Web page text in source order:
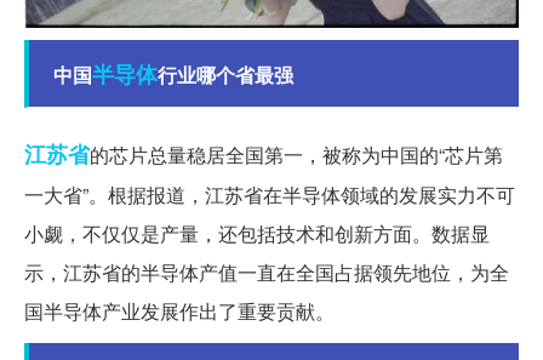
中国半导体行业哪个省最强
江苏省的芯片总量稳居全国第一，被称为中国的“芯片第
一大省”。根据报道，江苏省在半导体领域的发展实力不可
小觑，不仅仅是产量，还包括技术和创新方面。数据显
示，江苏省的半导体产值一直在全国占据领先地位，为全
国半导体产业发展作出了重要贡献。